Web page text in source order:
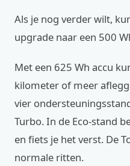
Als je nog verder wilt,
upgrade naar een 500
Met een 625 Wh accu
kilometer of meer
vier
Turbo. In de Eco-stand
en fiets je het verst. De
normale ritten.